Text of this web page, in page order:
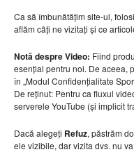
Ca să îmbunătățim site-ul,
aflăm câți ne vizitați și ce
Notă despre Video: Fiind
esențial pentru noi. De aceea,
în „Modul Confidențialitate
De reținut: Pentru ca fluxul
serverele YouTube (și implicit
Dacă alegeți Refuz, păstrăm
ele vizibile, dar vizita dvs. nu
Cele mai impresionante
7 august 2026